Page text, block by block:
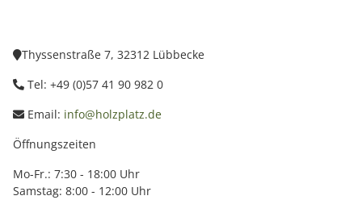
Thyssenstraße 7, 32312 Lübbecke
Tel: +49 (0)57 41 90 982 0
Email: info@holzplatz.de
Öffnungszeiten
Mo-Fr.: 7:30 - 18:00 Uhr
Samstag: 8:00 - 12:00 Uhr